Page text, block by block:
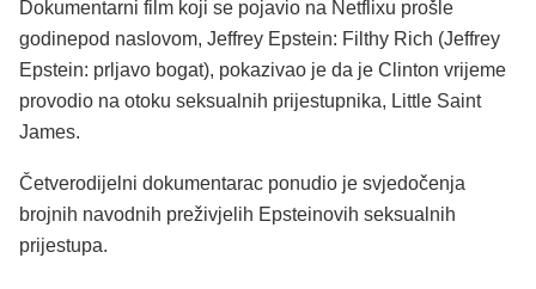
Dokumentarni film koji se pojavio na Netflixu prošle
godinepod naslovom, Jeffrey Epstein: Filthy Rich (Jeffrey
Epstein: prljavo bogat), pokazivao je da je Clinton vrijeme
provodio na otoku seksualnih prijestupnika, Little Saint
James.
Četverodijelni dokumentarac ponudio je svjedočenja
brojnih navodnih preživjelih Epsteinovih seksualnih
prijestupa.